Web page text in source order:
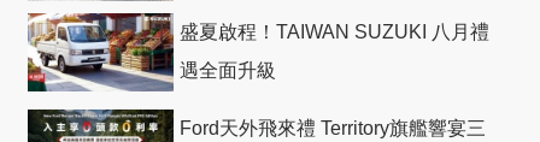
盛夏啟程！TAIWAN SUZUKI 八月禮
遇全面升級
Ford天外飛來禮 Territory旗艦響宴三